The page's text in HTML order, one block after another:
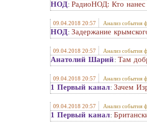
НОД: РадиоНОД: Кто нанес
09.04.2018 20:57 Анализ события
НОД: Задержание
09.04.2018 20:57 Анализ события
Анатолий Шарий: Там
09.04.2018 20:57 Анализ события
1 Первый канал: Зачем
09.04.2018 20:57 Анализ события
1 Первый канал: